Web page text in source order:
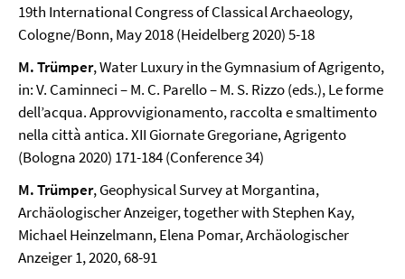
19th International Congress of Classical Archaeology,
Cologne/Bonn, May 2018 (Heidelberg 2020) 5-18
M. Trümper, Water Luxury in the Gymnasium of Agrigento,
in: V. Caminneci – M. C. Parello – M. S. Rizzo (eds.), Le forme
dell’acqua. Approvvigionamento, raccolta e smaltimento
nella città antica. XII Giornate Gregoriane, Agrigento
(Bologna 2020) 171-184 (Conference 34)
M. Trümper, Geophysical Survey at Morgantina,
Archäologischer Anzeiger, together with Stephen Kay,
Michael Heinzelmann, Elena Pomar, Archäologischer
Anzeiger 1, 2020, 68-91